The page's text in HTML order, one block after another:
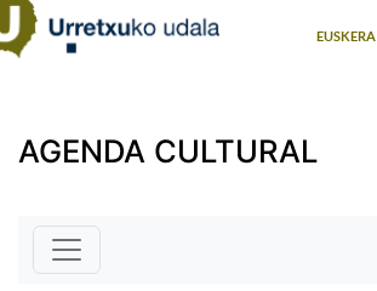
EUSKERA
AGENDA CULTURAL